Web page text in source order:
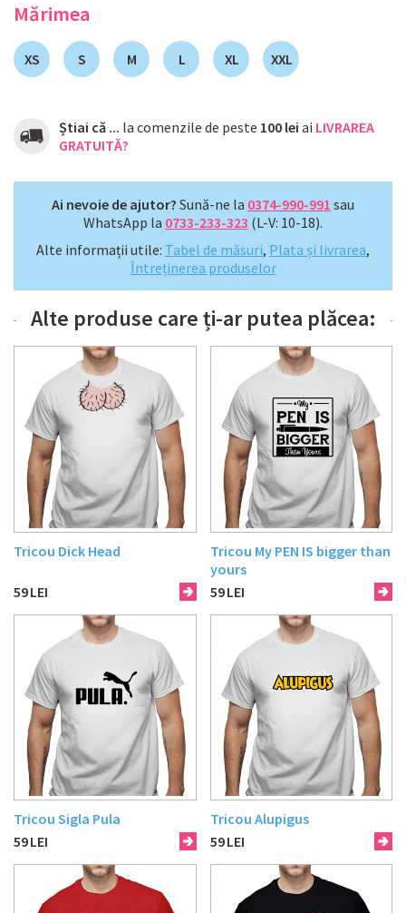
Mărimea
XS S M L XL XXL
Știai că ... la comenzile de peste 100 lei ai LIVRAREA
GRATUITĂ?
Ai nevoie de ajutor? Sună-ne la 0374-990-991 sau
WhatsApp la 0733-233-323 (L-V: 10-18).
Alte informații utile: Tabel de măsuri, Plata și livrarea,
Întreținerea produselor
Alte produse care ți-ar putea plăcea:
Tricou Dick Head
59LEI
Tricou My PEN IS bigger than
yours
59LEI
Tricou Sigla Pula
59LEI
Tricou Alupigus
59LEI